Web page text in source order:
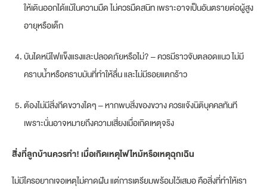
ให้เดินออกได้แม้ในความมืด ไม่ควรมืดสนิท เพราะอาจเป็นอันตรายต่อผู้สูง
อายุหรือเด็ก
บันไดหนีไฟแข็งแรงและปลอดภัยหรือไม่? – ควรมีราวจับตลอดแนว ไม่มี
คราบน้ำหรือคราบมันที่ทำให้ลื่น และไม่มีรอยแตกร้าว
ต้องไม่มีสิ่งกีดขวางใดๆ – หากพบสิ่งของขวาง ควรแจ้งนิติบุคคลทันที
เพราะนั่นอาจหมายถึงความเสี่ยงเมื่อเกิดเหตุจริง
สิ่งที่ลูกบ้านควรทำ! เมื่อเกิดเหตุไฟไหม้หรือเหตุฉุกเฉิน
ไม่มีใครอยากเจอเหตุไม่คาดฝัน แต่การเตรียมพร้อมไว้เสมอ คือสิ่งที่ทำให้เรา